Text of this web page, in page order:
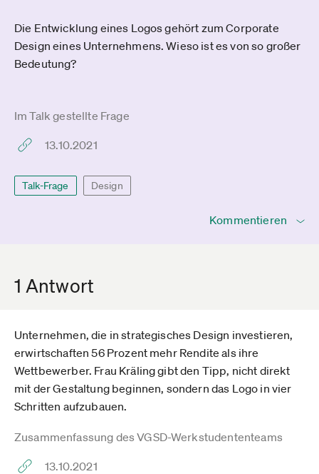
Die Entwicklung eines Logos gehört zum Corporate
Design eines Unternehmens. Wieso ist es von so großer
Bedeutung?
Im Talk gestellte Frage
13.10.2021
Talk-Frage Design
Kommentieren
1 Antwort
Unternehmen, die in strategisches Design investieren,
erwirtschaften 56 Prozent mehr Rendite als ihre
Wettbewerber. Frau Kräling gibt den Tipp, nicht direkt
mit der Gestaltung beginnen, sondern das Logo in vier
Schritten aufzubauen.
Zusammenfassung des VGSD-Werkstudententeams
13.10.2021